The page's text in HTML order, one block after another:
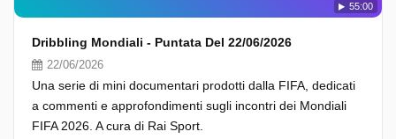
55:00
Dribbling Mondiali - Puntata Del 22/06/2026
22/06/2026
Una serie di mini documentari prodotti dalla FIFA, dedicati
a commenti e approfondimenti sugli incontri dei Mondiali
FIFA 2026. A cura di Rai Sport.